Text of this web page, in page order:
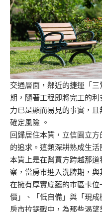
交通層面，鄰近的捷運「
期，隨著工程即將完工的
力已是顯而易見的事實，
確定風險 。
回歸居住本質，立信園立方
的追求。這類深耕熟成生
本質上是在幫買方跨越那
察，當房市進入洗牌期，
在擁有厚實底蘊的市區卡
價」、「低自備」與「現
房市拉鋸戰中，為那些渴